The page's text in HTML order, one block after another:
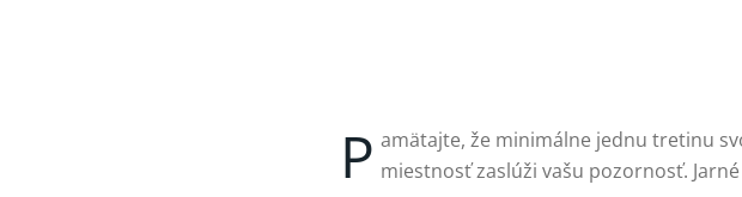
P amätajte, že minimálne jednu tretinu
miestnosť zaslúži vašu pozornosť.